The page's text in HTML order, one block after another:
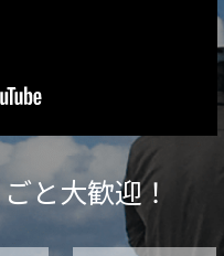
と大歓迎！